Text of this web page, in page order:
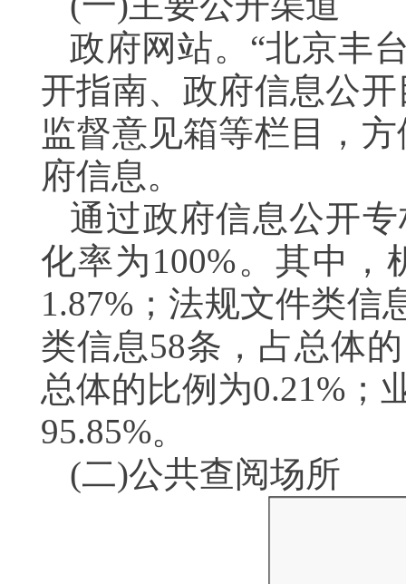
政府网站。“北京丰
开指南、政府信息公
监督意见箱等栏目，
府信息。
通过政府信息公开
化率为100%。其中
1.87%；法规文件类信
类信息58条，占总体
总体的比例为0.21%；
95.85%。
(二)公共查阅场所